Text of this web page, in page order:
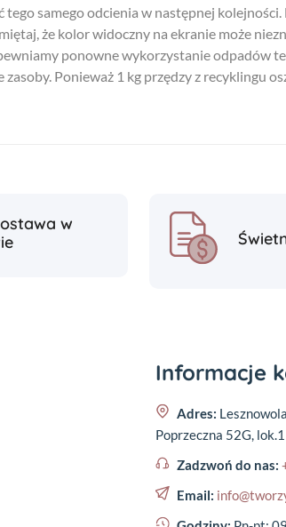
samego odcienia w następnej
że kolor widoczny na ekranie może
ponowne wykorzystanie odpadów
Ponieważ 1 kg przędzy z recyklingu
w
Informacje
Adres:
Poprzeczna 52G, lok.1
Zadzwoń do nas:
Email: